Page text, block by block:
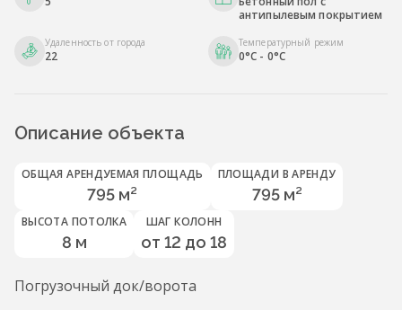
антипылевым покрытием
Удаленность от города
22
Температурный режим
0°C - 0°C
Описание объекта
ОБЩАЯ АРЕНДУЕМАЯ ПЛОЩАДЬ
795 м²
ПЛОЩАДИ В АРЕНДУ
795 м²
ВЫСОТА ПОТОЛКА
8 м
ШАГ КОЛОНН
от 12 до 18
Погрузочный док/ворота